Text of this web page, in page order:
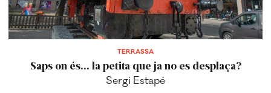
TERRASSA
Saps on és... la petita que ja no es desplaça?
Sergi Estapé